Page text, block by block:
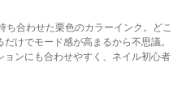
合わせた栗色のカラーインク。どこ
けでモード感が高まるから不思議。
ンにも合わせやすく、ネイル初心者